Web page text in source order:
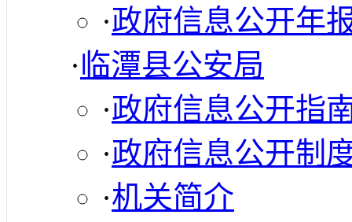
·政府信息公开年
·临潭县公安局
·政府信息公开指
·政府信息公开制
·机关简介